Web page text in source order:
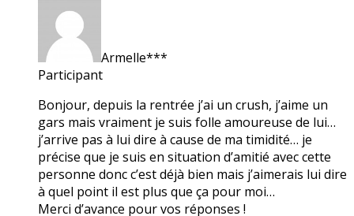
Armelle***
Participant
Bonjour, depuis la rentrée j’ai un crush, j’aime un
gars mais vraiment je suis folle amoureuse de lui…
j’arrive pas à lui dire à cause de ma timidité… je
précise que je suis en situation d’amitié avec cette
personne donc c’est déjà bien mais j’aimerais lui dire
à quel point il est plus que ça pour moi…
Merci d’avance pour vos réponses !